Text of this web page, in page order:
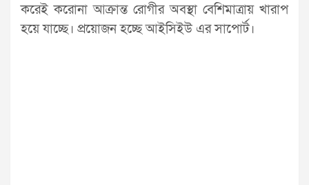
করেই করোনা আক্রান্ত রোগীর অবস্থা বেশিমাত্রায় খারাপ
হয়ে যাচ্ছে। প্রয়োজন হচ্ছে আইসিইউ এর সাপোর্ট।